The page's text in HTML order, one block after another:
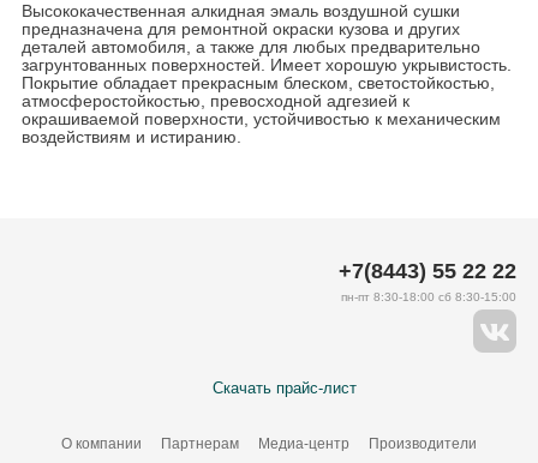
Высококачественная алкидная эмаль воздушной сушки
предназначена для ремонтной окраски кузова и других
деталей автомобиля, а также для любых предварительно
загрунтованных поверхностей. Имеет хорошую укрывистость.
Покрытие обладает прекрасным блеском, светостойкостью,
атмосферостойкостью, превосходной адгезией к
окрашиваемой поверхности, устойчивостью к механическим
воздействиям и истиранию.
Скачать прайс-лист
О компании Партнерам Медиа-центр Производители
+7(8443) 55 22 22
пн-пт 8:30-18:00 сб 8:30-15:00